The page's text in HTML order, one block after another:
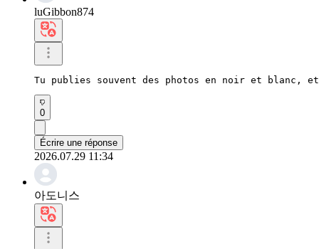
luGibbon874
Tu publies souvent des photos en noir et blanc,
0
Écrire une réponse
2026.07.29 11:34
아도니스